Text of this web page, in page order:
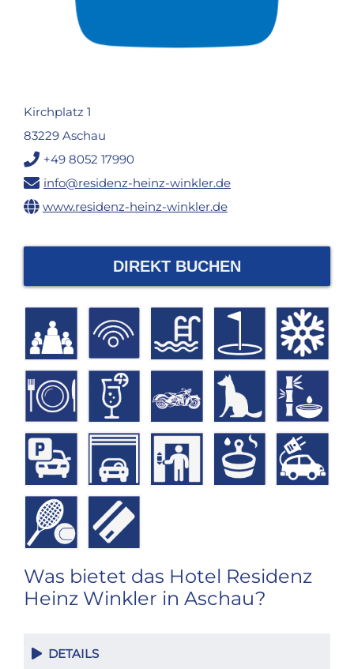
Kirchplatz 1
83229 Aschau
+49 8052 17990
info@residenz-heinz-winkler.de
www.residenz-heinz-winkler.de
DIREKT BUCHEN
Was bietet das Hotel Residenz
Heinz Winkler in Aschau?
DETAILS